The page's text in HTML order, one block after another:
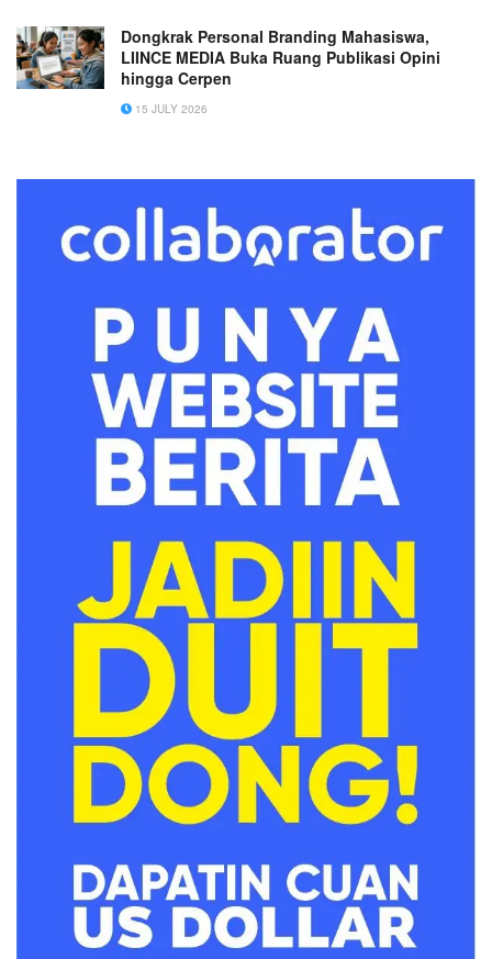
Dongkrak Personal Branding Mahasiswa,
LIINCE MEDIA Buka Ruang Publikasi Opini
hingga Cerpen
15 JULY 2026